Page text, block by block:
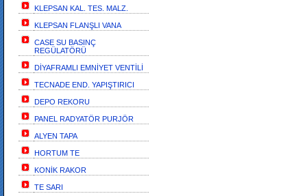
KLEPSAN KAL. TES. MALZ.
KLEPSAN FLANŞLI VANA
CASE SU BASINÇ
REGÜLATÖRÜ
DİYAFRAMLI EMNİYET VENTİLİ
TECNADE END. YAPIŞTIRICI
DEPO REKORU
PANEL RADYATÖR PURJÖR
ALYEN TAPA
HORTUM TE
KONİK RAKOR
TE SARI